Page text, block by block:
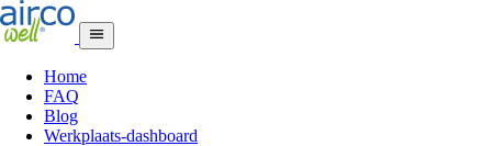
Home
FAQ
Blog
Werkplaats-dashboard